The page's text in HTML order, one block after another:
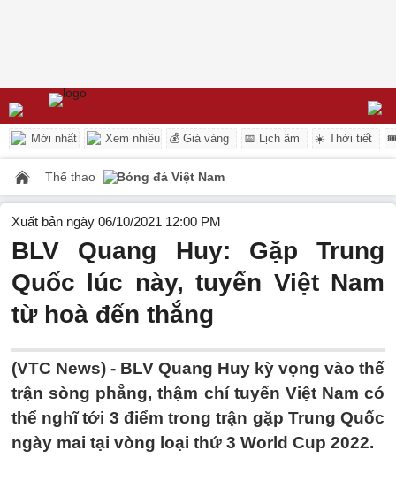
Mới nhất Xem nhiều 💰 Giá vàng 📅 Lịch âm ☀️ Thời tiết
Thể thao Bóng đá Việt Nam
Xuất bản ngày 06/10/2021 12:00 PM
BLV Quang Huy: Gặp Trung
Quốc lúc này, tuyển Việt Nam
từ hoà đến thắng
(VTC News) - BLV Quang Huy kỳ vọng vào thế
trận sòng phẳng, thậm chí tuyển Việt Nam có
thể nghĩ tới 3 điểm trong trận gặp Trung Quốc
ngày mai tại vòng loại thứ 3 World Cup 2022.